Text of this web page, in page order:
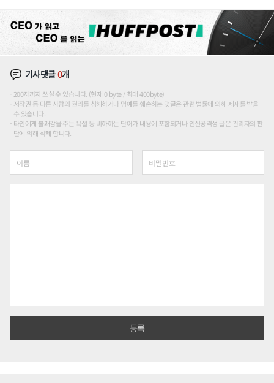
기사댓글0개
200자까지 쓰실 수 있습니다. (현재 0 byte / 최대 400byte)
저작권 등 다른 사람의 권리를 침해하거나 명예를 훼손하는 댓글은 관련 법률에 의해 제재를 받을
수 있습니다.
타인에게 불쾌감을 주는 욕설 등 비하하는 단어가 내용에 포함되거나 인신공격성 글은 관리자의 판
단에 의해 삭제 합니다.